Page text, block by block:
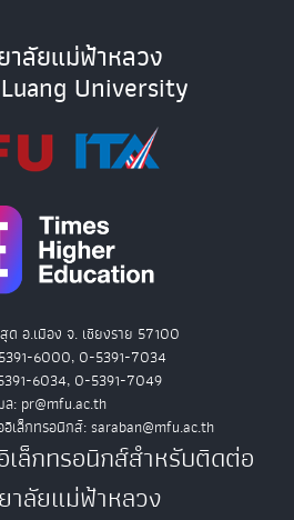
าลัยแม่ฟ้าหลวง
University
ด อ.เมือง จ. เชียงราย 57100
6000, 0-5391-7034
6034, 0-5391-7049
ล: pr@mfu.ac.th
เล็กทรอนิกส์: saraban@mfu.ac.th
เล็กทรอนิกส์สำหรับติดต่อ
าลัยแม่ฟ้าหลวง